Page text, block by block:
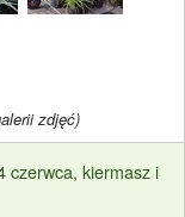
zdjęć)
czerwca, kiermasz i